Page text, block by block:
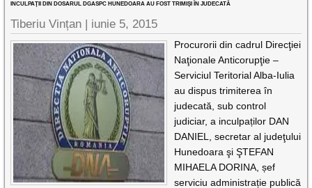
INCULPAŢII DIN DOSARUL DGASPC HUNEDOARA AU FOST TRIMIŞI ÎN JUDECATĂ
Tiberiu Vințan | iunie 5, 2015
Procurorii din cadrul Direcţiei
Naţionale Anticorupţie –
Serviciul Teritorial Alba-Iulia
au dispus trimiterea în
judecată, sub control
judiciar, a inculpaților DAN
DANIEL, secretar al judeţului
Hunedoara şi ŞTEFAN
MIHAELA DORINA, șef
serviciu administrație publică